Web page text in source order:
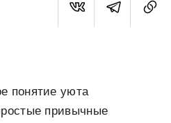
понятие уюта
привычные